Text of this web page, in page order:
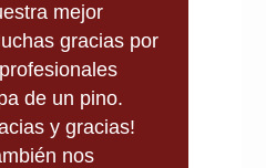
mejor
gracias por
de un pino.
y gracias!
nos